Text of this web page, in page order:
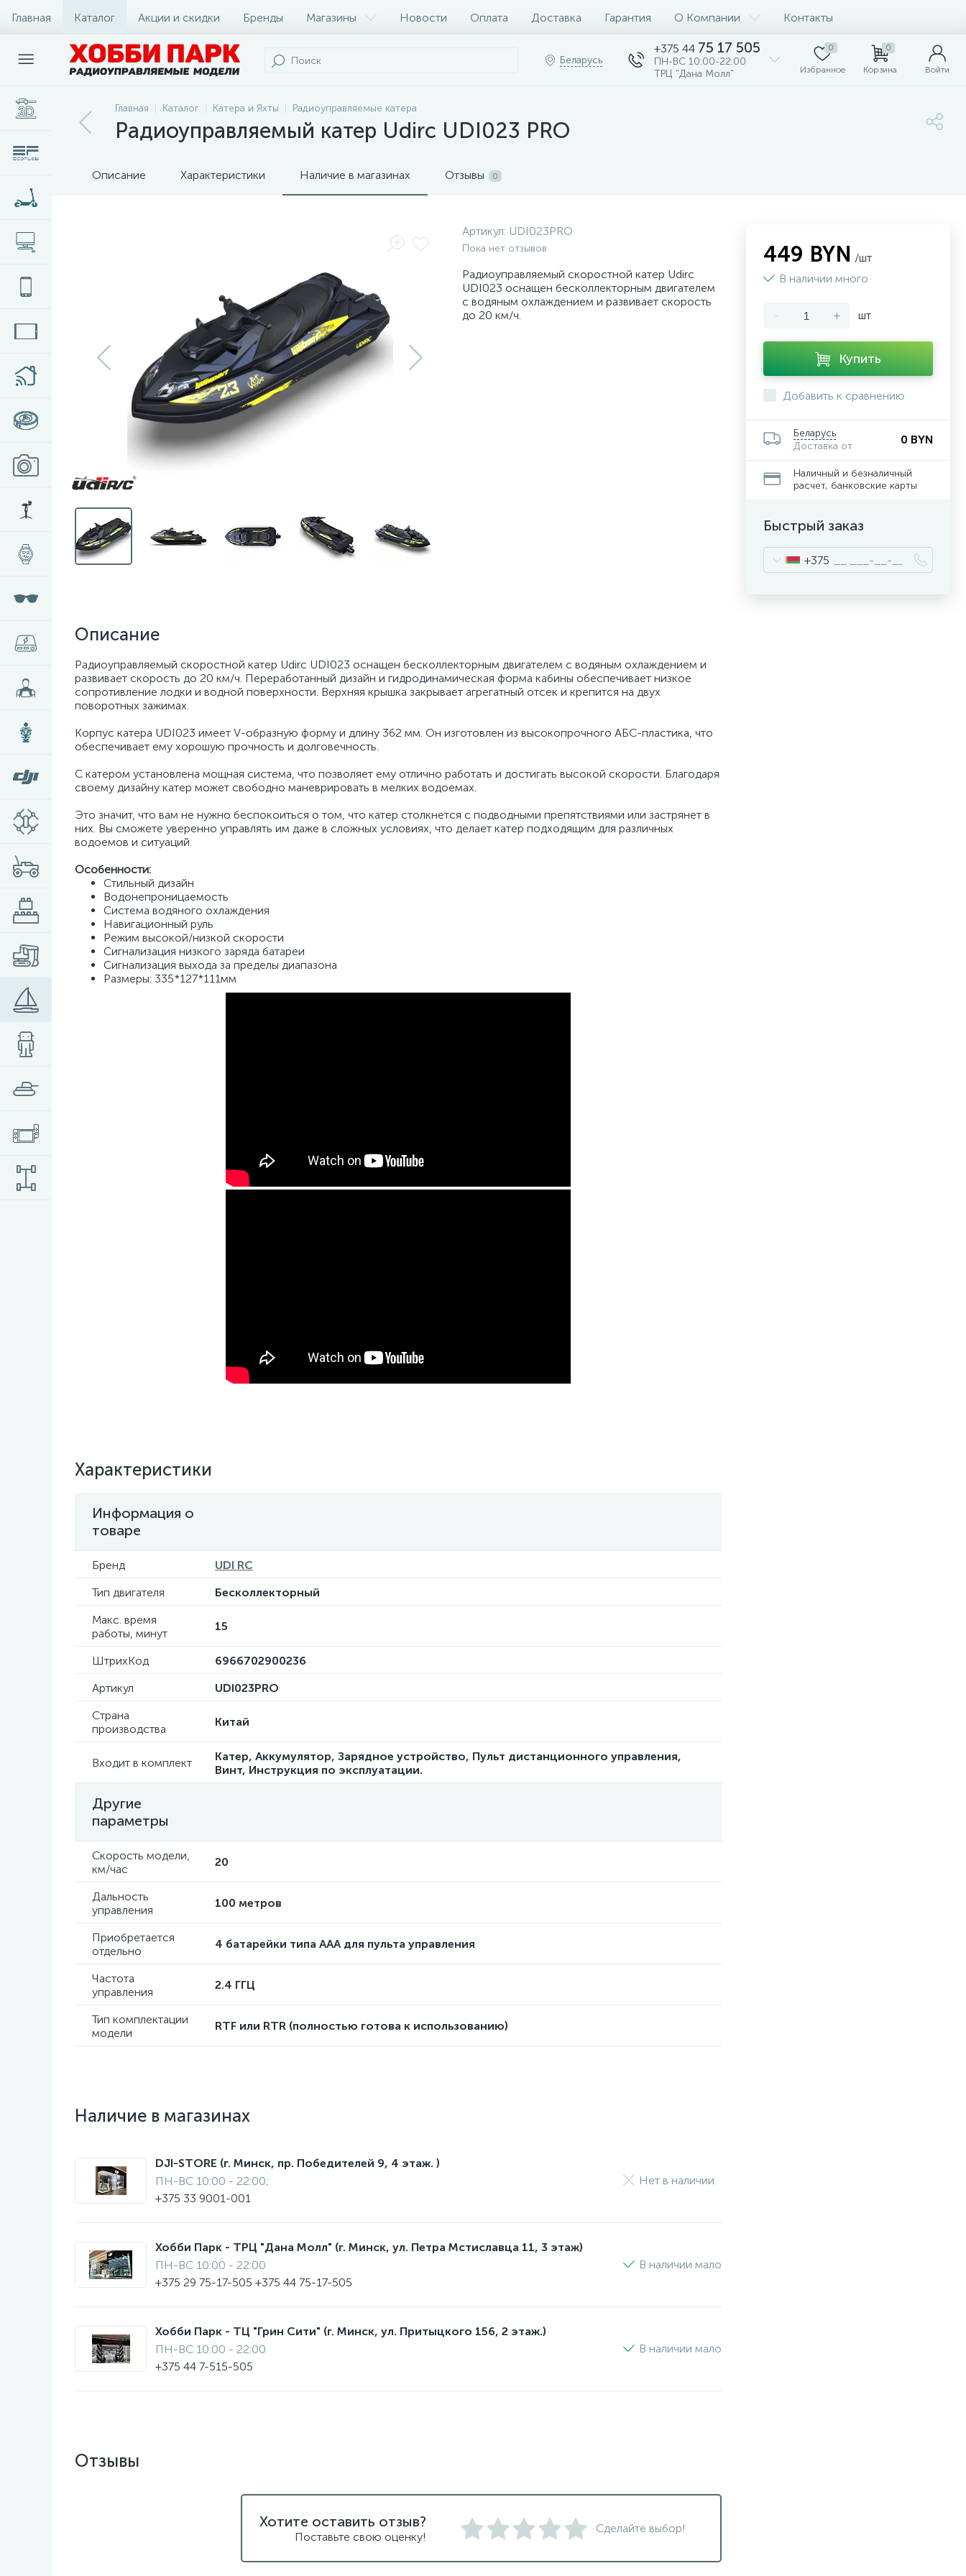
Главная Каталог Акции и скидки Бренды Магазины Новости Оплата Доставка Гарантия О Компании Контакты
Беларусь
+375 44 75 17 505
ПН-ВС 10:00-22:00
ТРЦ "Дана Молл"
0
Избранное
0
Корзина Войти
Главная Каталог Катера и Яхты Радиоуправляемые катера
Радиоуправляемый катер Udirc UDI023 PRO
Описание Характеристики Наличие в магазинах Отзывы 0
Артикул: UDI023PRO
Пока нет отзывов
Радиоуправляемый скоростной катер Udirc
UDI023 оснащен бесколлекторным двигателем
с водяным охлаждением и развивает скорость
до 20 км/ч.
Описание
Радиоуправляемый скоростной катер Udirc UDI023 оснащен бесколлекторным двигателем с водяным охлаждением и
развивает скорость до 20 км/ч. Переработанный дизайн и гидродинамическая форма кабины обеспечивает низкое
сопротивление лодки и водной поверхности. Верхняя крышка закрывает агрегатный отсек и крепится на двух
поворотных зажимах.
Корпус катера UDI023 имеет V-образную форму и длину 362 мм. Он изготовлен из высокопрочного АБС-пластика, что
обеспечивает ему хорошую прочность и долговечность.
С катером установлена мощная система, что позволяет ему отлично работать и достигать высокой скорости. Благодаря
своему дизайну катер может свободно маневрировать в мелких водоемах.
Это значит, что вам не нужно беспокоиться о том, что катер столкнется с подводными препятствиями или застрянет в
них. Вы сможете уверенно управлять им даже в сложных условиях, что делает катер подходящим для различных
водоемов и ситуаций.
Особенности:
Стильный дизайн
Водонепроницаемость
Система водяного охлаждения
Навигационный руль
Режим высокой/низкой скорости
Сигнализация низкого заряда батареи
Сигнализация выхода за пределы диапазона
Размеры: 335*127*111мм
Характеристики
Информация о
товаре
Бренд
UDI RC
Тип двигателя
Бесколлекторный
Макс. время
работы, минут
15
ШтрихКод
6966702900236
Артикул
UDI023PRO
Страна
производства
Китай
Входит в комплект
Катер, Аккумулятор, Зарядное устройство, Пульт дистанционного управления,
Винт, Инструкция по эксплуатации.
Другие
параметры
Скорость модели,
км/час
20
Дальность
управления
100 метров
Приобретается
отдельно
4 батарейки типа ААА для пульта управления
Частота
управления
2.4 ГГЦ
Тип комплектации
модели
RTF или RTR (полностью готова к использованию)
Наличие в магазинах
DJI-STORE (г. Минск, пр. Победителей 9, 4 этаж. )
ПН-ВС 10:00 - 22:00;
+375 33 9001-001
Нет в наличии
Хобби Парк - ТРЦ "Дана Молл" (г. Минск, ул. Петра Мстиславца 11, 3 этаж)
ПН-ВС 10:00 - 22:00
+375 29 75-17-505 +375 44 75-17-505
В наличии мало
Хобби Парк - ТЦ "Грин Сити" (г. Минск, ул. Притыцкого 156, 2 этаж.)
ПН-ВС 10:00 - 22:00
+375 44 7-515-505
В наличии мало
449 BYN /шт
В наличии много
- + шт
Купить
Добавить к сравнению
Беларусь
Доставка от
0 BYN
Наличный и безналичный
расчет, банковские карты
Быстрый заказ
+375
Отзывы
Хотите оставить отзыв?
Поставьте свою оценку!
Сделайте выбор!